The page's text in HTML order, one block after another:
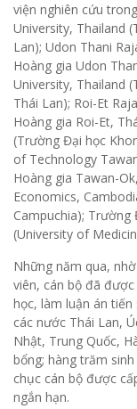
viện nghiên cứu
University, Thailand
Lan); Udon Thani
Hoàng gia Udon
University, Thailand
Thái Lan); Roi-Et
Hoàng gia Roi-Et,
(Trường Đại học
of Technology
Hoàng gia Tawan-
Economics,
Campuchia);
(University of
Những năm qua,
viên, cán bộ đã
học, làm luận án
các nước Thái Lan,
Nhật, Trung Quốc,
bổng; hàng trăm
chục cán bộ được
ngắn hạn.